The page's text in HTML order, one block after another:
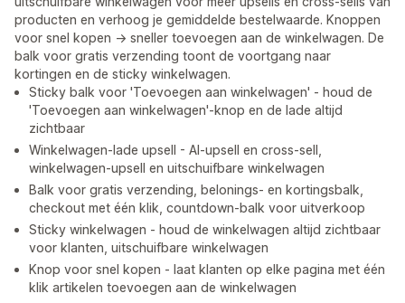
producten en verhoog je gemiddelde bestelwaarde. Knoppen
voor snel kopen -> sneller toevoegen aan de winkelwagen. De
balk voor gratis verzending toont de voortgang naar
kortingen en de sticky winkelwagen.
Sticky balk voor 'Toevoegen aan winkelwagen' - houd de
'Toevoegen aan winkelwagen'-knop en de lade altijd
zichtbaar
Winkelwagen-lade upsell - AI-upsell en cross-sell,
winkelwagen-upsell en uitschuifbare winkelwagen
Balk voor gratis verzending, belonings- en kortingsbalk,
checkout met één klik, countdown-balk voor uitverkoop
Sticky winkelwagen - houd de winkelwagen altijd zichtbaar
voor klanten, uitschuifbare winkelwagen
Knop voor snel kopen - laat klanten op elke pagina met één
klik artikelen toevoegen aan de winkelwagen